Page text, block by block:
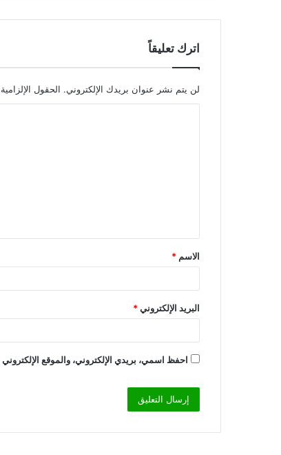
اترك تعليقاً
لن يتم نشر عنوان بريدك الإلكتروني. الحقول
ق
*
الاسم *
البريد الإلكتروني*
احفظ اسمي، بريدي الإلكتروني، والموقع